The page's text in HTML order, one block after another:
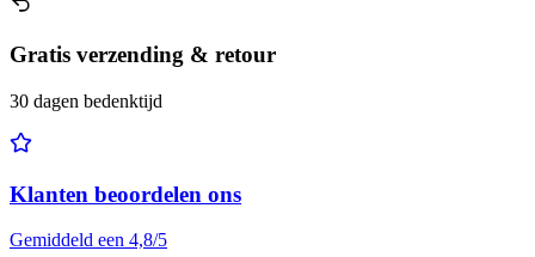
Gratis verzending & retour
30 dagen bedenktijd
Klanten beoordelen ons
Gemiddeld een 4,8/5